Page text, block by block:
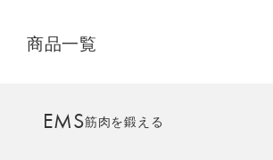
LIVE SHOPPING
AMBASSADOR
商品一覧
EMS筋肉を鍛える
おすすめ商品・新商品はこちら